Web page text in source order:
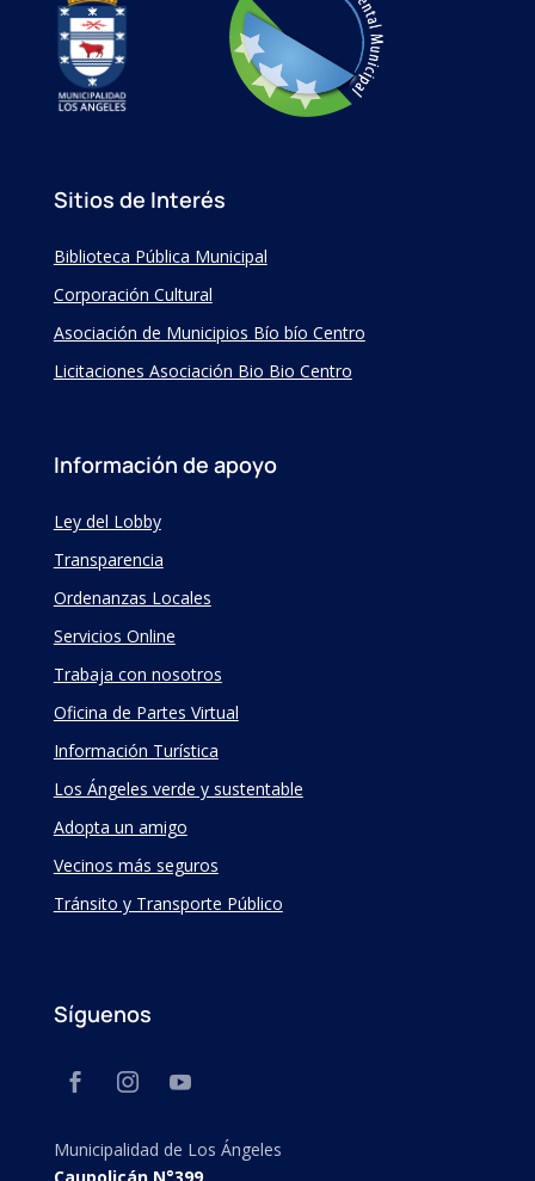
Sitios de Interés
Biblioteca Pública Municipal
Corporación Cultural
Asociación de Municipios Bío bío Centro
Licitaciones Asociación Bio Bio Centro
Información de apoyo
Ley del Lobby
Transparencia
Ordenanzas Locales
Servicios Online
Trabaja con nosotros
Oficina de Partes Virtual
Información Turística
Los Ángeles verde y sustentable
Adopta un amigo
Vecinos más seguros
Tránsito y Transporte Público
Síguenos
Municipalidad de Los Ángeles
Caupolicán N°399